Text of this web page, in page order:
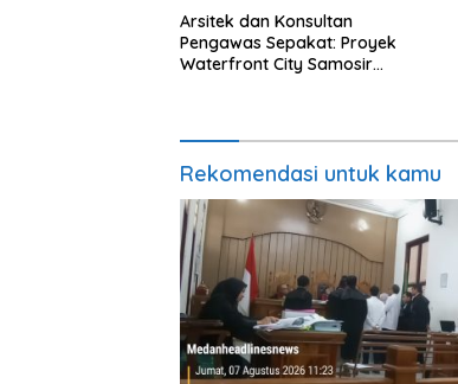
Arsitek dan Konsultan
Pengawas Sepakat: Proyek
Waterfront City Samosir
Rekomendasi untuk kamu